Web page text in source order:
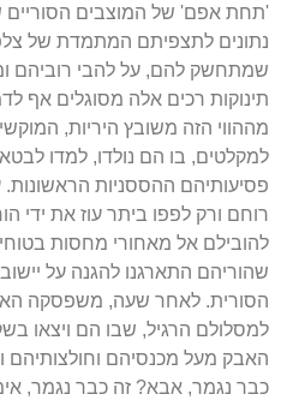
'תחת אפם' של המוצבים
נתונים לתצפיתם המתמדת של
שמתחשק להם, על להבי רוביהם
תינוקות רכים אלה מסוגלים אף
מההווי הזה משובץ היריות,
למקלטים, בו הם נולדו, למדו לבטא
פסיעותיהם ההססניות הראשונות.
רוחם ורק לפפו ביתר עוז את ידי
להובילם אל מאחורי מחסות
שהוריהם התארגנו להגנה על
הסורית. לאחר שעה, משפסקה
למסלולם הרגיל, שבו הם ויצאו
האבק מעל מכנסיהם
כבר נגמר, אבא? זה כבר נגמר,